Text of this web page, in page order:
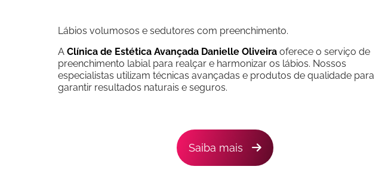
Lábios volumosos e sedutores com preenchimento.
AClínica de Estética Avançada Danielle Oliveira oferece o serviço de
preenchimento labial para realçar e harmonizar os lábios. Nossos
especialistas utilizam técnicas avançadas e produtos de qualidade para
garantir resultados naturais e seguros.
Saiba mais